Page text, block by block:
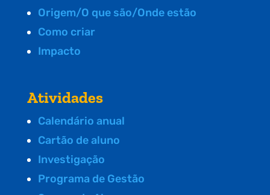
Origem/O que são/Onde estão
Como criar
Impacto
Atividades
Calendário anual
Cartão de aluno
Investigação
Programa de Gestão